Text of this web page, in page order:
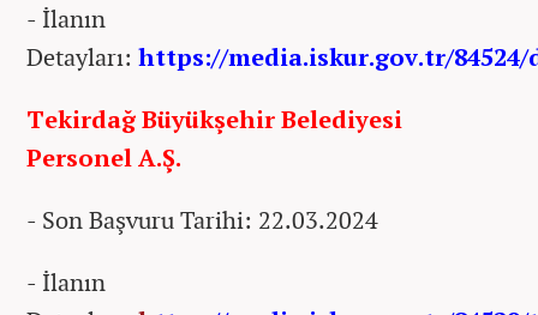
- İlanın
Detayları: https://media.iskur.gov.tr/84524/
Tekirdağ Büyükşehir Belediyesi
Personel A.Ş.
- Son Başvuru Tarihi: 22.03.2024
- İlanın